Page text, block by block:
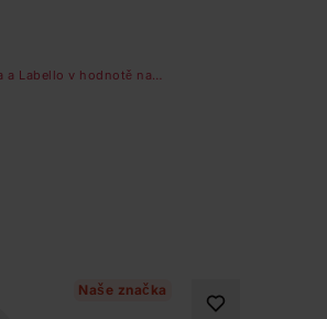
a Labello v hodnotě nad
zdarma
Naše značka